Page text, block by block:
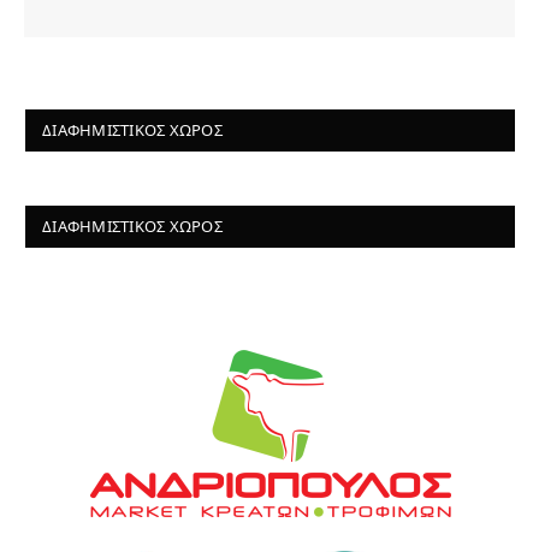
ΔΙΑΦΗΜΙΣΤΙΚΌΣ ΧΏΡΟΣ
ΔΙΑΦΗΜΙΣΤΙΚΌΣ ΧΏΡΟΣ